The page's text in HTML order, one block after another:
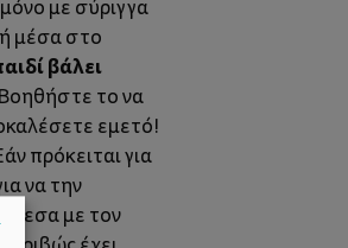
με σύριγγα
μέσα στο
βάλει
το να
εμετό!
πρόκειται για
να την
με τον